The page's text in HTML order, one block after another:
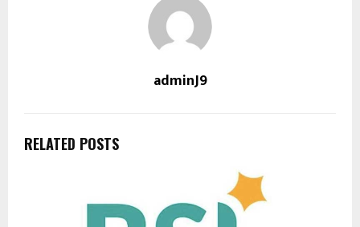
adminJ9
RELATED POSTS